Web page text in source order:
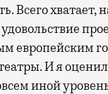
Всего хватает,
европейским
И я
иной